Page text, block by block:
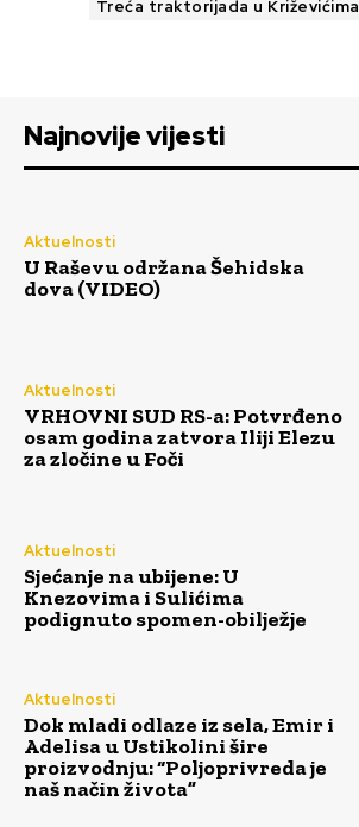
Treća traktorijada u Križevićima
Najnovije vijesti
Aktuelnosti
U Raševu održana Šehidska
dova (VIDEO)
Aktuelnosti
VRHOVNI SUD RS-a: Potvrđeno
osam godina zatvora Iliji Elezu
za zločine u Foči
Aktuelnosti
Sjećanje na ubijene: U
Knezovima i Sulićima
podignuto spomen-obilježje
Aktuelnosti
Dok mladi odlaze iz sela, Emir i
Adelisa u Ustikolini šire
proizvodnju: “Poljoprivreda je
naš način života”